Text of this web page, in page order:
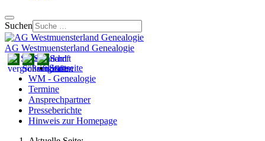
Suchen
AG Westmuensterland Genealogie
Startseite
WM - Genealogie
Termine
Ansprechpartner
Presseberichte
Hinweis zur Homepage